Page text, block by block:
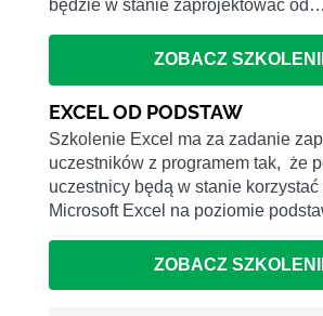
będzie w stanie zaprojektować od…
ZOBACZ
EXCEL OD PODSTAW
Szkolenie Excel ma za zadanie
uczestników z programem tak, że
uczestnicy będą w stanie korzystać
Microsoft Excel na poziomie
ZOBACZ